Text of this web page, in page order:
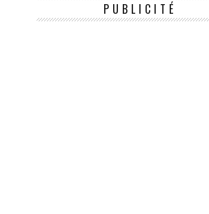
PUBLICITÉ